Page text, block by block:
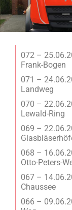
072 –
Frank-Bogen
071 –
Landweg
070 –
Lewald-Ring
069 –
068 –
Otto-Peters-
067 –
Chaussee
066 –